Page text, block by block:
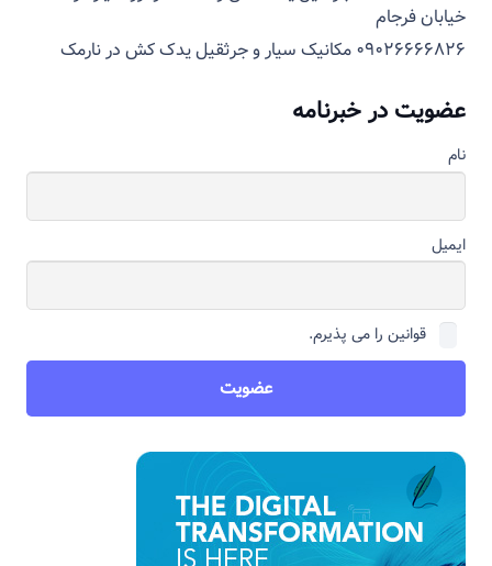
خیابان فرجام
۰۹۰۲۶۶۶۶۸۲۶ مکانیک سیار و جرثقیل یدک کش در نارمک
عضویت در خبرنامه
نام
ایمیل
قوانین را می پذیرم.